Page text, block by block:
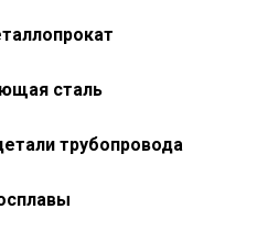
сталь
трубопровода